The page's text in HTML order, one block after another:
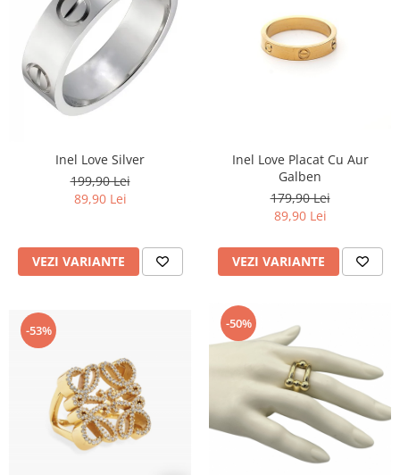
Inel Love Silver
199,90 Lei
89,90 Lei
VEZI VARIANTE
Inel Love Placat Cu Aur
Galben
179,90 Lei
89,90 Lei
VEZI VARIANTE
-53% -50%